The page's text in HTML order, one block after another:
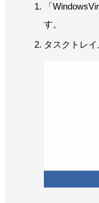
「
す。
タスクトレ